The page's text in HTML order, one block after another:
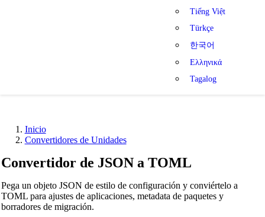
Tiếng Việt
Türkçe
한국어
Ελληνικά
Tagalog
Inicio
Convertidores de Unidades
Convertidor de JSON a TOML
Pega un objeto JSON de estilo de configuración y conviértelo a
TOML para ajustes de aplicaciones, metadata de paquetes y
borradores de migración.